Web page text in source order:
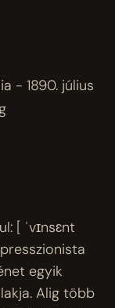
- 1890. július
[ ˈvɪnsɛnt
egyik
Alig több